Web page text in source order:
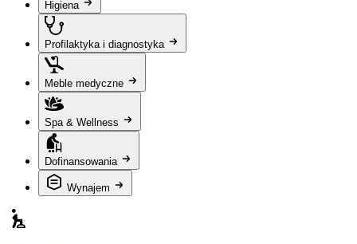
Higiena
Profilaktyka i diagnostyka
Meble medyczne
Spa & Wellness
Dofinansowania
Wynajem